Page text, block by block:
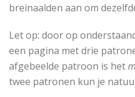
breinaalden aan om
Let op: door op
een pagina met drie
afgebeelde patroon is het
twee patronen kun je